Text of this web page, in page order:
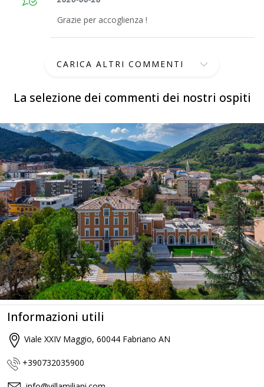
La selezione dei commenti dei nostri ospiti
Grazie per accoglienza !
CARICA ALTRI COMMENTI
Informazioni utili
Viale XXIV Maggio, 60044 Fabriano AN
+390732035900